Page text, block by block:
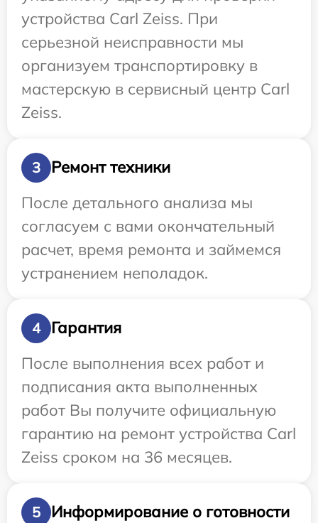
устройства Carl Zeiss. При
серьезной неисправности мы
организуем транспортировку в
мастерскую в сервисный центр Carl
Zeiss.
3
Ремонт техники
После детального анализа мы
согласуем с вами окончательный
расчет, время ремонта и займемся
устранением неполадок.
4
Гарантия
После выполнения всех работ и
подписания акта выполненных
работ Вы получите официальную
гарантию на ремонт устройства Carl
Zeiss сроком на 36 месяцев.
5
Информирование о готовности